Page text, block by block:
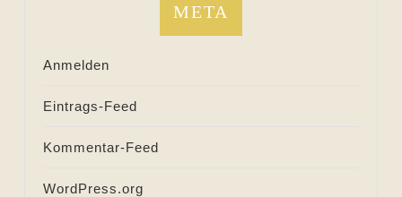
META
Anmelden
Eintrags-Feed
Kommentar-Feed
WordPress.org